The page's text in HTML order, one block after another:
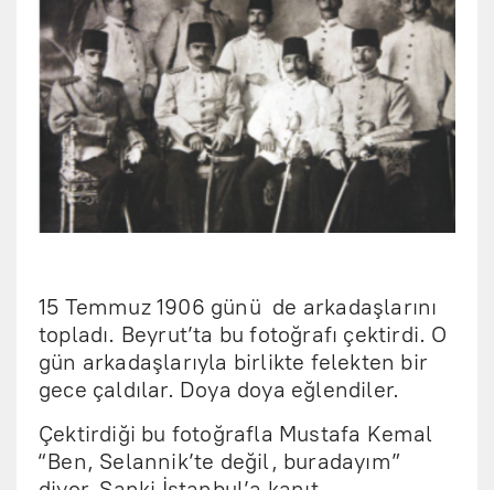
15 Temmuz 1906 günü de arkadaşlarını
topladı. Beyrut’ta bu fotoğrafı çektirdi. O
gün arkadaşlarıyla birlikte felekten bir
gece çaldılar. Doya doya eğlendiler.
Çektirdiği bu fotoğrafla Mustafa Kemal
“Ben, Selannik’te değil, buradayım”